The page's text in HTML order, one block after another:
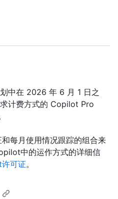
中在 2026 年 6 月 1 日之
计费方式的 Copilot Pro
每月使用情况跟踪的组合来
中的运作方式的详细信
可证。